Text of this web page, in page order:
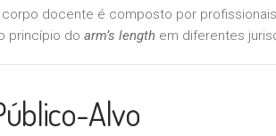
corpo docente é composto por
princípio do arm’s length em diferentes
Alvo